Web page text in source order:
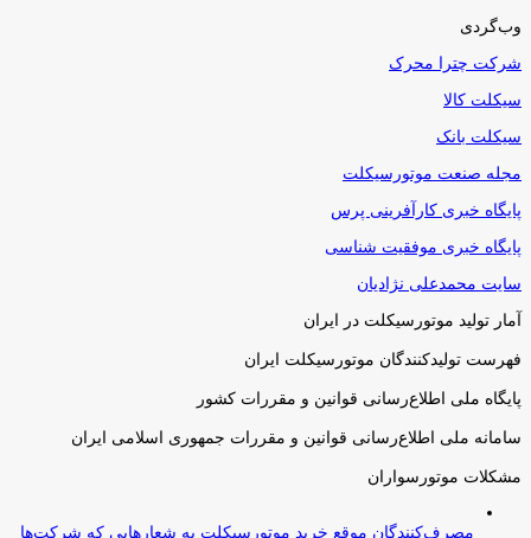
وب‌گردی
شرکت چترا محرک
سیکلت کالا
سیکلت بانک
مجله صنعت موتورسیکلت
پایگاه خبری کارآفرینی پرس
پایگاه خبری موفقیت شناسی
سایت محمدعلی نژادیان
آمار تولید موتورسیکلت در ایران
فهرست تولیدکنندگان موتورسیکلت ایران
پایگاه ملی اطلاع‌رسانی قوانین و مقررات کشور
سامانه ملی اطلاع‌رسانی قوانین و مقررات جمهوری اسلامی ایران
مشکلات موتورسواران
مصرف‌کنندگان موقع خرید موتورسیکلت به شعارهایی که شرکت‌ها